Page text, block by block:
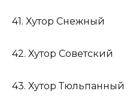
41. Хутор Снежный
42. Хутор Советский
43. Хутор Тюльпанный